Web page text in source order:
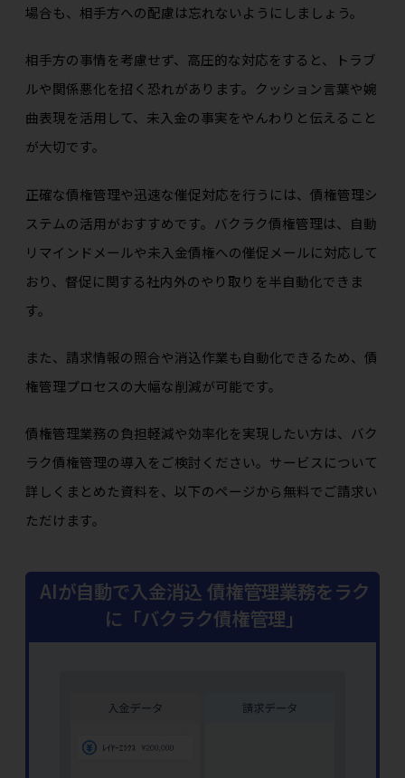
場合も、相手方への配慮は忘れないようにしましょう。
相手方の事情を考慮せず、高圧的な対応をすると、トラブ
ルや関係悪化を招く恐れがあります。クッション言葉や婉
曲表現を活用して、未入金の事実をやんわりと伝えること
が大切です。
正確な債権管理や迅速な催促対応を行うには、債権管理シ
ステムの活用がおすすめです。バクラク債権管理は、自動
リマインドメールや未入金債権への催促メールに対応して
おり、督促に関する社内外のやり取りを半自動化できま
す。
また、請求情報の照合や消込作業も自動化できるため、債
権管理プロセスの大幅な削減が可能です。
債権管理業務の負担軽減や効率化を実現したい方は、バク
ラク債権管理の導入をご検討ください。サービスについて
詳しくまとめた資料を、以下のページから無料でご請求い
ただけます。
AIが自動で入金消込 債権管理業務をラク
に「バクラク債権管理」